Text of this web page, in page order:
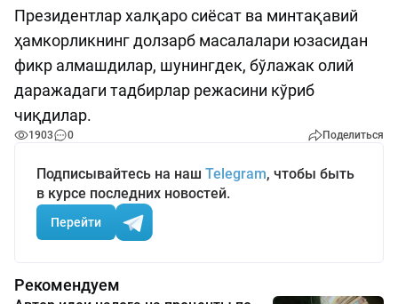
Президентлар халқаро сиёсат ва минтақавий
ҳамкорликнинг долзарб масалалари юзасидан
фикр алмашдилар, шунингдек, бўлажак олий
даражадаги тадбирлар режасини кўриб
чиқдилар.
1903 0 Поделиться
Подписывайтесь на наш Telegram, чтобы быть
в курсе последних новостей.
Перейти
Рекомендуем